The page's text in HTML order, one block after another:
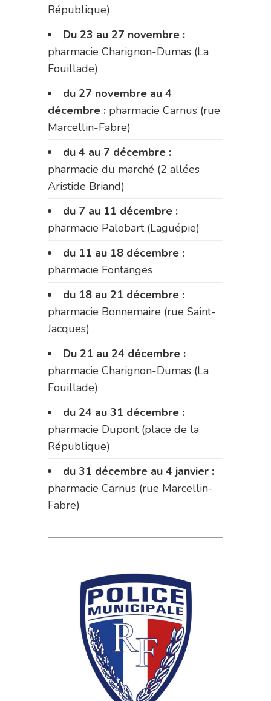
République)
Du 23 au 27 novembre :
pharmacie Charignon-Dumas (La
Fouillade)
du 27 novembre au 4
décembre : pharmacie Carnus (rue
Marcellin-Fabre)
du 4 au 7 décembre :
pharmacie du marché (2 allées
Aristide Briand)
du 7 au 11 décembre :
pharmacie Palobart (Laguépie)
du 11 au 18 décembre :
pharmacie Fontanges
du 18 au 21 décembre :
pharmacie Bonnemaire (rue Saint-
Jacques)
Du 21 au 24 décembre :
pharmacie Charignon-Dumas (La
Fouillade)
du 24 au 31 décembre :
pharmacie Dupont (place de la
République)
du 31 décembre au 4 janvier :
pharmacie Carnus (rue Marcellin-
Fabre)